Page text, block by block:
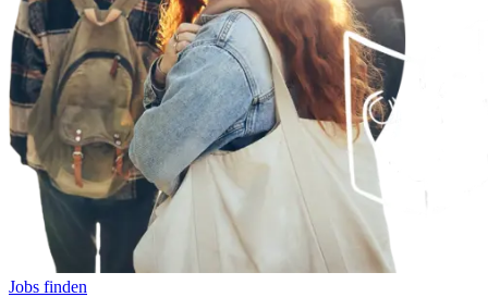
Jobs finden